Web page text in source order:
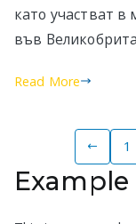
като участват
във
Read More
Posts
1